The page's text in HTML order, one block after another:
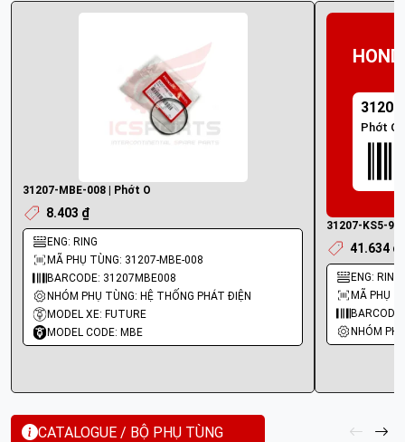
31207-MBE-008 | Phớt O
8.403 ₫
ENG: RING
MÃ PHỤ TÙNG: 31207-MBE-008
BARCODE: 31207MBE008
NHÓM PHỤ TÙNG: HỆ THỐNG PHÁT ĐIỆN
MODEL XE: FUTURE
MODEL CODE: MBE
Phớt O
31207-KS5-
41.634 ₫
ENG: RING
MÃ PHỤ
NHÓM
CATALOGUE / BỘ PHỤ TÙNG